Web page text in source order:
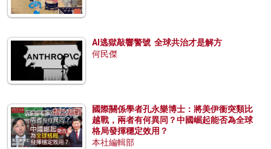
AI逃獄敲響警號 全球共治才是解方
何民傑
國際關係學者孔永樂博士：將美伊衝突類比
越戰，兩者有何異同？中國崛起能否為全球
格局發揮穩定效用？
本社編輯部